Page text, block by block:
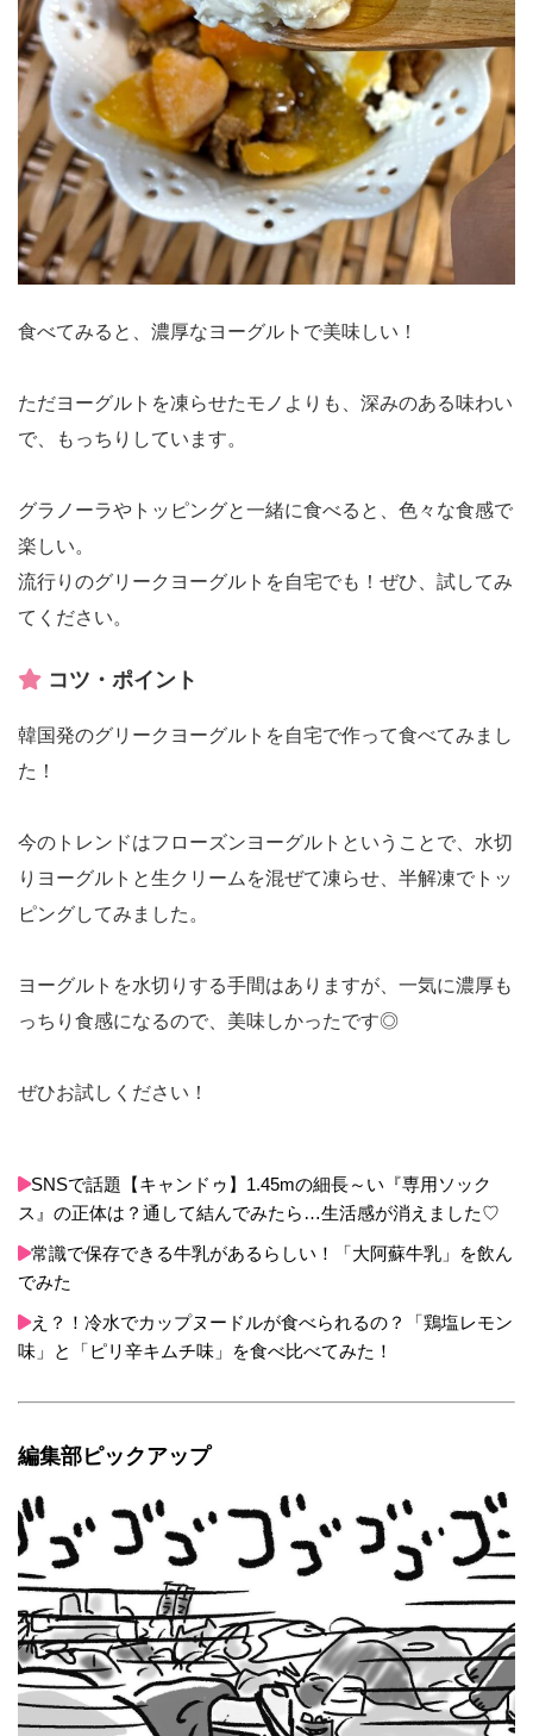
食べてみると、濃厚なヨーグルトで美味しい！
ただヨーグルトを凍らせたモノよりも、深みのある味わい
で、もっちりしています。
グラノーラやトッピングと一緒に食べると、色々な食感で
楽しい。
流行りのグリークヨーグルトを自宅でも！ぜひ、試してみ
てください。
コツ・ポイント
韓国発のグリークヨーグルトを自宅で作って食べてみまし
た！
今のトレンドはフローズンヨーグルトということで、水切
りヨーグルトと生クリームを混ぜて凍らせ、半解凍でトッ
ピングしてみました。
ヨーグルトを水切りする手間はありますが、一気に濃厚も
っちり食感になるので、美味しかったです◎
ぜひお試しください！
SNSで話題【キャンドゥ】1.45mの細長～い『専用ソック
ス』の正体は？通して結んでみたら…生活感が消えました♡
常識で保存できる牛乳があるらしい！「大阿蘇牛乳」を飲ん
でみた
え？！冷水でカップヌードルが食べられるの？「鶏塩レモン
味」と「ピリ辛キムチ味」を食べ比べてみた！
編集部ピックアップ